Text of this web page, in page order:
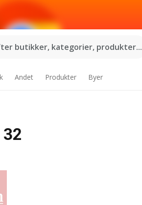
butikker, kategorier, produkter...
Andet Produkter Byer